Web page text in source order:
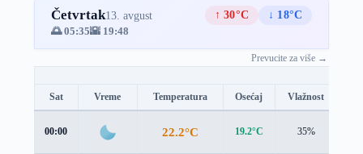
Četvrtak13. avgust ↑ 30°C
↓ 18°C
🌅 05:35🌇 19:48
Prevucite za više →
Sat Vreme Temperatura Osećaj Vlažnost
00:00 22.2°C 19.2°C 35%